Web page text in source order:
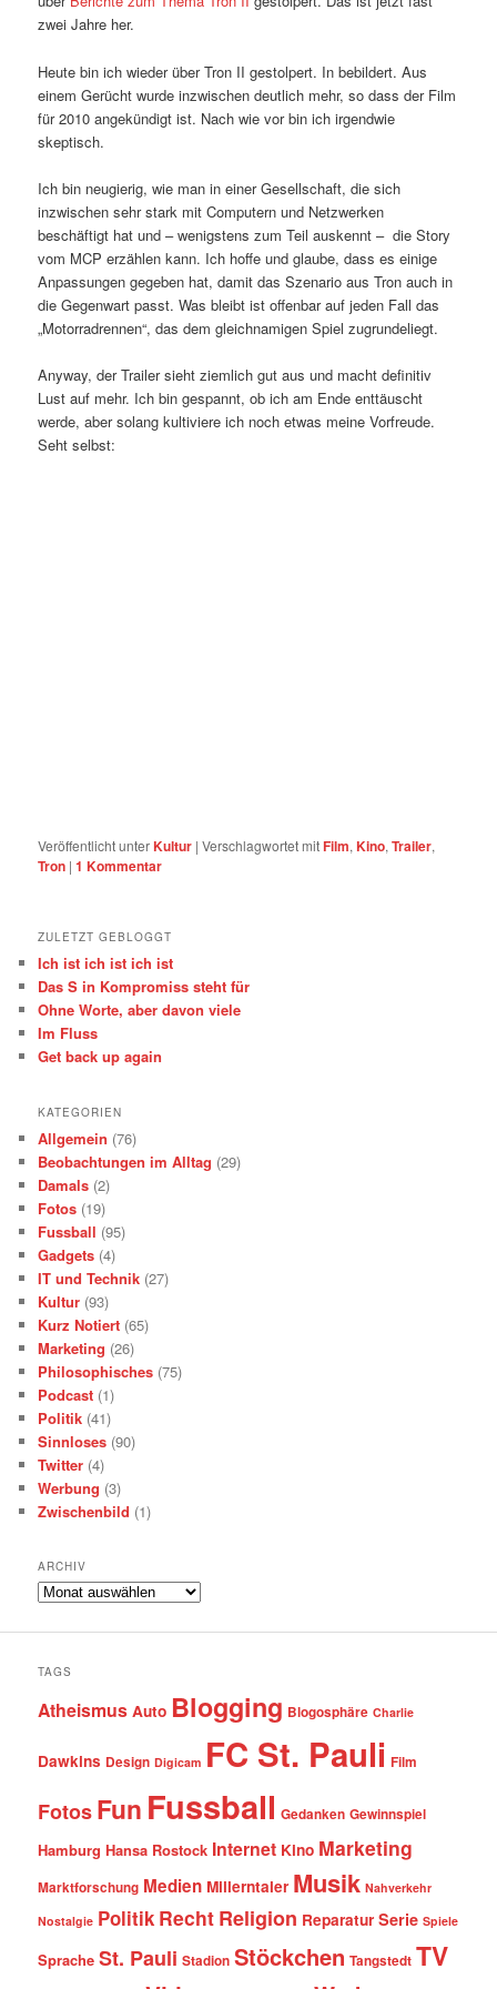
zwei Jahre her.
Heute bin ich wieder über Tron II gestolpert. In bebildert. Aus
einem Gerücht wurde inzwischen deutlich mehr, so dass der Film
für 2010 angekündigt ist. Nach wie vor bin ich irgendwie
skeptisch.
Ich bin neugierig, wie man in einer Gesellschaft, die sich
inzwischen sehr stark mit Computern und Netzwerken
beschäftigt hat und – wenigstens zum Teil auskennt – die Story
vom MCP erzählen kann. Ich hoffe und glaube, dass es einige
Anpassungen gegeben hat, damit das Szenario aus Tron auch in
die Gegenwart passt. Was bleibt ist offenbar auf jeden Fall das
„Motorradrennen“, das dem gleichnamigen Spiel zugrundeliegt.
Anyway, der Trailer sieht ziemlich gut aus und macht definitiv
Lust auf mehr. Ich bin gespannt, ob ich am Ende enttäuscht
werde, aber solang kultiviere ich noch etwas meine Vorfreude.
Seht selbst:
Veröffentlicht unterKultur |Verschlagwortet mitFilm,Kino,Trailer,
Tron |1 Kommentar
ZULETZT GEBLOGGT
Ich ist ich ist ich ist
Das S in Kompromiss steht für
Ohne Worte, aber davon viele
Im Fluss
Get back up again
KATEGORIEN
Allgemein (76)
Beobachtungen im Alltag (29)
Damals (2)
Fotos (19)
Fussball (95)
Gadgets (4)
IT und Technik (27)
Kultur (93)
Kurz Notiert (65)
Marketing (26)
Philosophisches (75)
Podcast (1)
Politik (41)
Sinnloses (90)
Twitter (4)
Werbung (3)
Zwischenbild (1)
ARCHIV
Archiv
TAGS
Atheismus Auto Blogging Blogosphäre Charlie
Dawkins Design Digicam FC St. Pauli Film
FotosFun Fussball Gedanken Gewinnspiel
Hamburg Hansa Rostock Internet Kino Marketing
Marktforschung Medien Millerntaler Musik Nahverkehr
Nostalgie Politik Recht Religion Reparatur Serie Spiele
Sprache St. Pauli Stadion Stöckchen Tangstedt TV